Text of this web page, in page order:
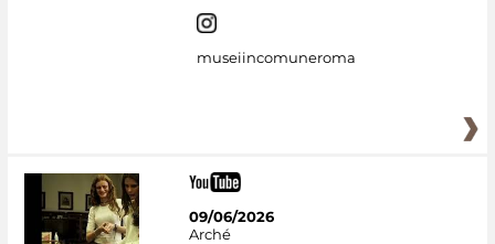
museiincomuneroma
09/06/2026
Arché